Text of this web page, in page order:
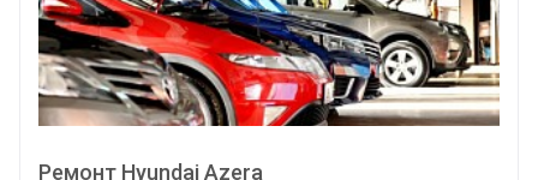
Ремонт Hyundai Azera